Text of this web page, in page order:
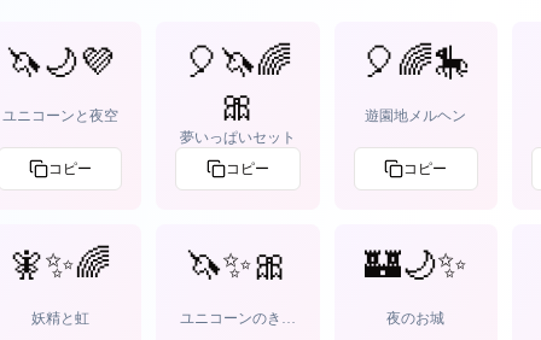
🦄🌙💜
ユニコーンと夜空
コピー
🎈🦄🌈
🎀
夢いっぱいセット
コピー
🎈🌈🎠
遊園地メルヘン
コピー
🧚✨🌈
妖精と虹
🦄✨🎀
ユニコーンのきら
🏰🌙✨
夜のお城